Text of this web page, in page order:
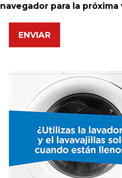
navegador para la
ENVIAR